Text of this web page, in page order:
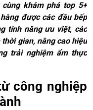
khám phá top 5+
được các đầu bếp
tính năng ưu việt, các
gian, nâng cao hiệu
trải nghiệm ẩm thực
công nghiệp